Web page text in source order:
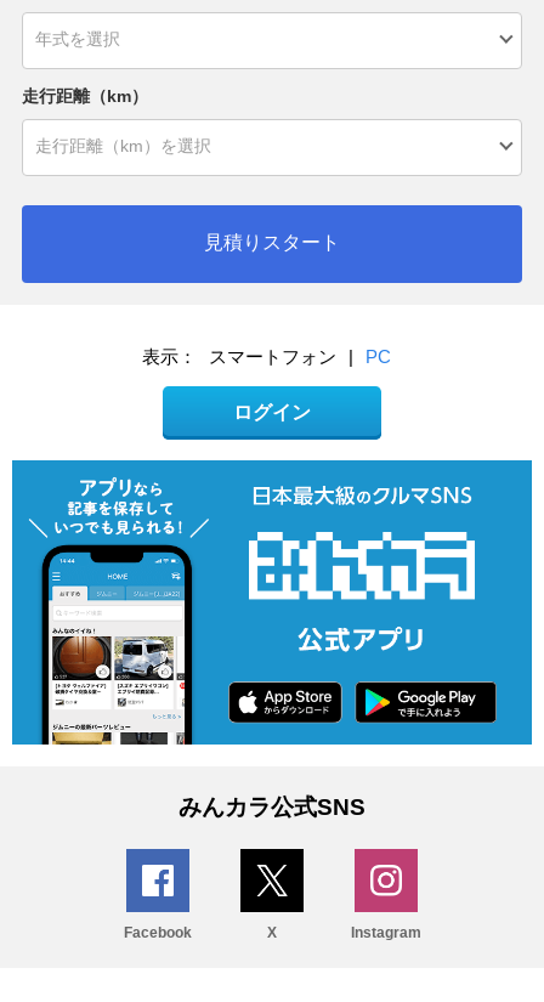
走行距離（km）
見積りスタート
表示： スマートフォン | PC
ログイン
みんカラ公式SNS
Facebook X Instagram